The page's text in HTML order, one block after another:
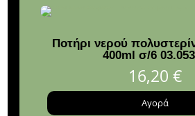
Ποτήρι νερού
400ml σ/6
16,20 €
Αγορά